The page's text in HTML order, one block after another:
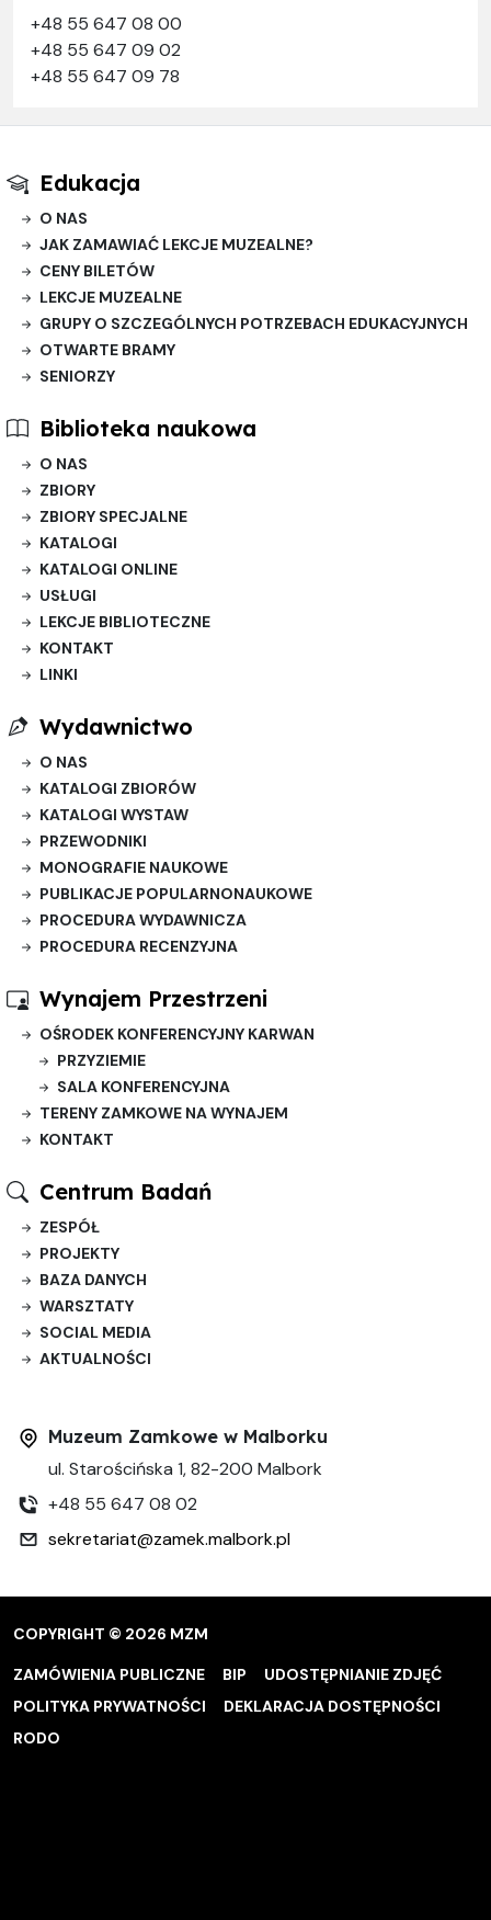
+48 55 647 08 00
+48 55 647 09 02
+48 55 647 09 78
Edukacja
O NAS
JAK ZAMAWIAĆ LEKCJE MUZEALNE?
CENY BILETÓW
LEKCJE MUZEALNE
GRUPY O SZCZEGÓLNYCH POTRZEBACH EDUKACYJNYCH
OTWARTE BRAMY
SENIORZY
Biblioteka naukowa
O NAS
ZBIORY
ZBIORY SPECJALNE
KATALOGI
KATALOGI ONLINE
USŁUGI
LEKCJE BIBLIOTECZNE
KONTAKT
LINKI
Wydawnictwo
O NAS
KATALOGI ZBIORÓW
KATALOGI WYSTAW
PRZEWODNIKI
MONOGRAFIE NAUKOWE
PUBLIKACJE POPULARNONAUKOWE
PROCEDURA WYDAWNICZA
PROCEDURA RECENZYJNA
Wynajem Przestrzeni
OŚRODEK KONFERENCYJNY KARWAN
PRZYZIEMIE
SALA KONFERENCYJNA
TERENY ZAMKOWE NA WYNAJEM
KONTAKT
Centrum Badań
ZESPÓŁ
PROJEKTY
BAZA DANYCH
WARSZTATY
SOCIAL MEDIA
AKTUALNOŚCI
Muzeum Zamkowe w Malborku
ul. Starościńska 1, 82-200 Malbork
+48 55 647 08 02
sekretariat@zamek.malbork.pl
COPYRIGHT © 2026 MZM
ZAMÓWIENIA PUBLICZNE BIP
UDOSTĘPNIANIE ZDJĘĆ
POLITYKA PRYWATNOŚCI
DEKLARACJA DOSTĘPNOŚCI
RODO